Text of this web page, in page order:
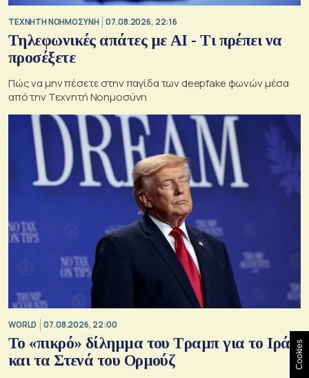
TΕΧΝΗΤΗ ΝΟΗΜΟΣΥΝΗ 07.08.2026, 22:16
Τηλεφωνικές απάτες με ΑΙ - Τι πρέπει να
προσέξετε
Πώς να μην πέσετε στην παγίδα των deepfake φωνών μέσα
από την Τεχνητή Νοημοσύνη
WORLD 07.08.2026, 22:00
Το «πικρό» δίλημμα του Τραμπ για το Ιράν
και τα Στενά του Ορμούζ
Cookies